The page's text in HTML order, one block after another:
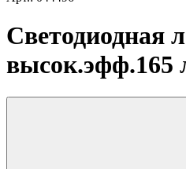
Светодиодная
высок.эфф.165